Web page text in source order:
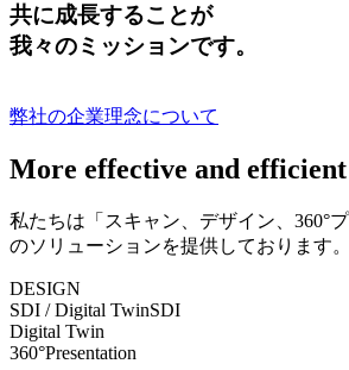
共に成長することが
我々のミッションです。
弊社の企業理念について
More effective and efficient
私たちは「スキャン、デザイン、360°
のソリューションを提供しております。
DESIGN
SDI / Digital TwinSDI
Digital Twin
360°Presentation